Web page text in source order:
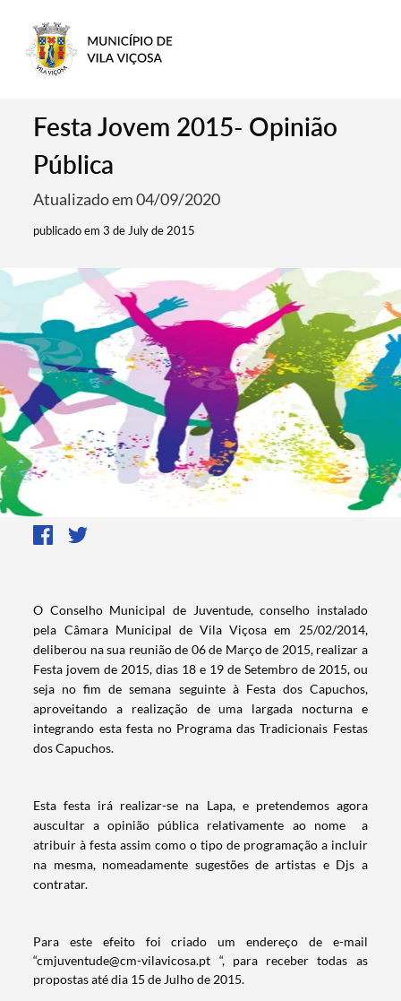
Festa Jovem 2015- Opinião
Pública
Atualizado em 04/09/2020
publicado em 3 de July de 2015
​​​O Conselho Municipal de Juventude, conselho instalado
pela Câmara Municipal de Vila Viçosa em 25/02/2014,
deliberou na sua reunião de 06 de Março de 2015, realizar a
Festa jovem de 2015, dias 18 e 19 de Setembro de 2015, ou
seja no fim de se​mana seguinte à Festa dos Capuchos,
aproveitando a realização de uma largada nocturna e
integrando esta festa no Programa das Tradicionais Festas
dos Capuchos.
Esta festa irá realizar-se na Lapa, e pretendemos agora
auscultar a opinião pública relativamente ao nome a
atribuir à festa assim como o tipo de programação a incluir
na mesma, nomeadamente sugestões de artistas e Djs a
contratar.
Para este efeito foi criado um endereço de e-mail
“cmjuventude@cm-vilavicosa.pt “, para receber todas as
propostas até dia 15 de Julho de 2015.